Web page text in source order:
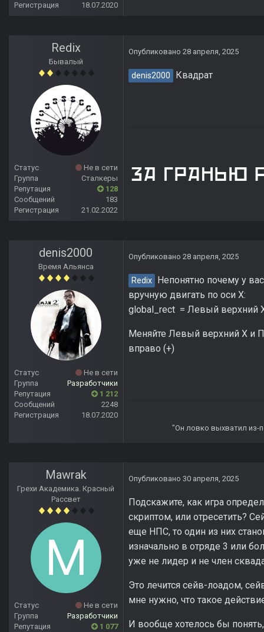
Регистрация
18.07.2020
Redix
Бывалый
Статус
Не в сети
Группа
Сталкеры
Репутация
128
Сообщений
183
Регистрация
21.02.2022
Опубликовано 28 апреля, 2025
denis2000 Квадрат
denis2000
Время Альянса
Статус
Не в сети
Группа
Разработчики
Репутация
1 212
Сообщений
2248
Регистрация
18.07.2020
Опубликовано 28 апреля, 2025
Redix
Непонятно почему у
вручную двигать по оси Х:
global_rect = Левый верхний
Меняйте Левый верхний Х и
вправо (+)
"Он ловко выхватил из-
Mawrak
Грехи Академика. Красный
Рассвет
Статус
Не в сети
Группа
Разработчики
Репутация
1 077
Опубликовано 30 апреля, 2025
Подскажите, как игра
скриптом, или отресетить?
еще НПС, то один из них
изначально в отряде 3 или
уже не лидер и не член
Это лечится сейв-лоадом,
мне нужно, что такое
И вообще хотелось бы